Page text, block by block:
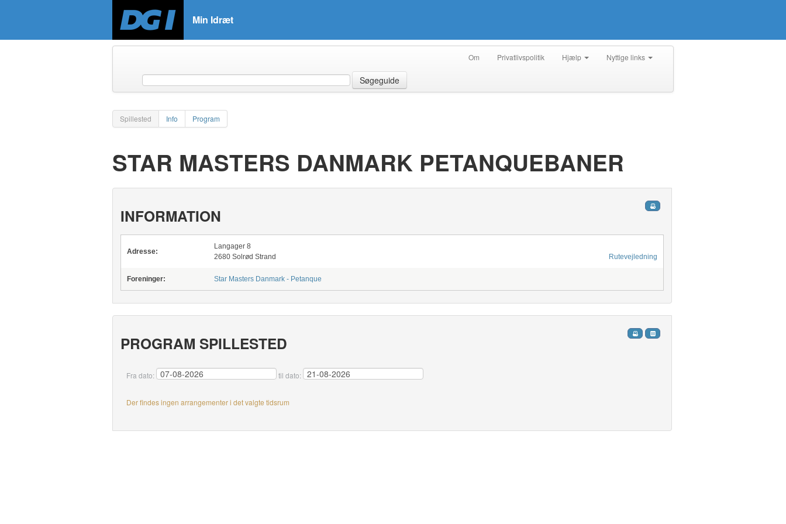
Min Idræt
Om Privatlivspolitik Hjælp Nyttige links
Søgeguide
Spillested Info Program
STAR MASTERS DANMARK PETANQUEBANER
INFORMATION
Adresse:
Langager 8
2680 Solrød Strand
Rutevejledning
Foreninger: Star Masters Danmark - Petanque
PROGRAM SPILLESTED
Fra dato: til dato:
Der findes ingen arrangementer i det valgte tidsrum